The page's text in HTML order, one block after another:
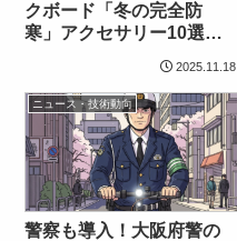
クボード「冬の完全防
寒」アクセサリー10選
グローブ・ネックウォー
マー）
2025.11.18
ニュース・技術動向
警察も導入！大阪府警の